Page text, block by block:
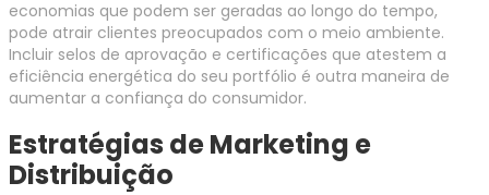
economias que podem ser geradas ao longo do tempo,
pode atrair clientes preocupados com o meio ambiente.
Incluir selos de aprovação e certificações que atestem a
eficiência energética do seu portfólio é outra maneira de
aumentar a confiança do consumidor.
Estratégias de Marketing e
Distribuição